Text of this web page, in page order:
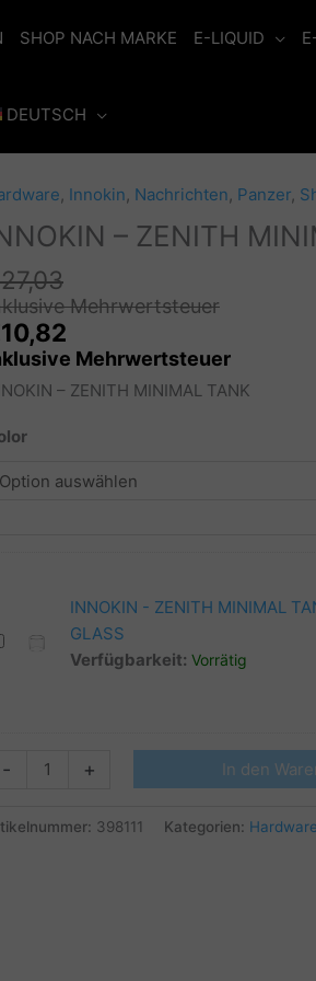
SHOP NACH MARKE E-LIQUID
DEUTSCH
, Innokin, Nachrichten, Panzer,
– ZENITH
27,03
Mehrwertsteuer
10,82
Mehrwertsteuer
– ZENITH MINIMAL TANK
REPLACEMENT
INNOKIN - ZENITH MINIMAL
GLASS
Verfügbarkeit: Vorrätig
- + In den
398111 Kategorien: Hardware